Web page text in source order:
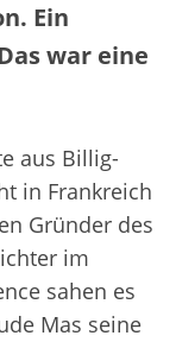
Ein
war eine
aus Billig-
in Frankreich
Gründer des
im
sahen es
Mas seine